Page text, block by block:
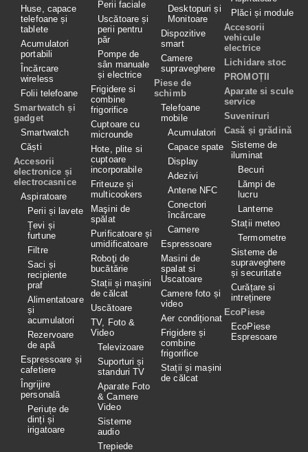
Huse, capace
telefoane și
tablete
Acumulatori
portabili
Încărcare
wireless
Folii telefoane
Smartwatch și
gadget
Smartwatch
Căști
Accesorii
electronice și
electrocasnice
Aspiratoare
Perii și lavete
Țevi și
furtune
Filtre
Saci și
recipiente
praf
Alimentatoare
și
acumulatori
Rezervoare
de apă
Espressoare și
cafetiere
Îngrijire
personală
Periuțe de
dinți și
irigatoare
Perii faciale
Uscătoare și
perii pentru
păr
Pompe de
sân manuale
și electrice
Frigidere si
combine
frigorifice
Cuptoare cu
microunde
Hote, plite si
cuptoare
incorporabile
Friteuze și
multicookers
Maşini de
spălat
Purificatoare și
umidificatoare
Roboţi de
bucătărie
Stații și mașini
de călcat
Uscătoare
TV, Foto &
Video
Televizoare
Suporturi și
standuri TV
Aparate Foto
& Camere
Video
Sisteme
audio
Trepiede
Desktopuri și
Monitoare
Dispozitive
smart
Camere
supraveghere
Piese de
schimb
Telefoane
mobile
Acumulatori
Capace spate
Display
Adezivi
Antene NFC
Conectori
încărcare
Camere
Espressoare
Masini de
spalat si
Uscatoare
Camere foto și
video
Aer condiționat
Frigidere și
combine
frigorifice
Stații și mașini
de călcat
Plăci și module
Accesorii
vehicule
electrice
Lichidare stoc
PROMOȚII
Aparate si scule
service
Suveniruri
Casă și grădină
Sisteme de
iluminat
Becuri
Lămpi de
lucru
Lanterne
Stații meteo
Termometre
Sisteme de
supraveghere
și securitate
Curățare si
intreținere
EcoPiese
EcoPiese
Espresoare